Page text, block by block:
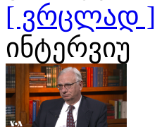
[ ვრცლად ]
ინტერვიუ